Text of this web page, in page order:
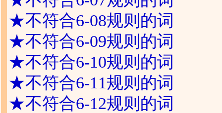
★不符合6-08规则的词
★不符合6-09规则的词
★不符合6-10规则的词
★不符合6-11规则的词
★不符合6-12规则的词